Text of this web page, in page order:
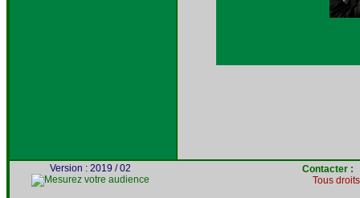
Version : 2019 / 02
Contacter :
Tous